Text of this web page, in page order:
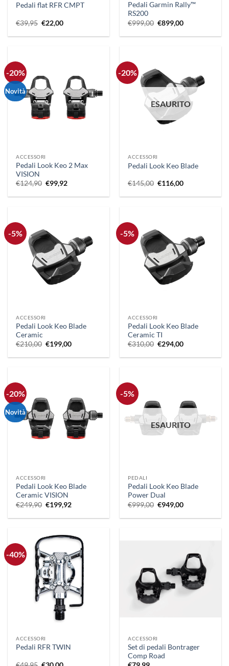
Pedali flat RFR CMPT
€39,95 Il
prezzo
originale
€22,00Il
attuale
Pedali Garmin Rally™
RS200
€999,00 Il
prezzo
originale
€899,00Il
attuale
-20%
Novità
ACCESSORI
Pedali Look Keo 2 Max
VISION
€124,90 Il
prezzo
originale
€99,92Il
attuale
-20%
ESAURITO
ACCESSORI
Pedali Look Keo Blade
€145,00 Il
prezzo
originale
€116,00Il
attuale
-5%
ACCESSORI
Pedali Look Keo Blade
Ceramic
€210,00 Il
prezzo
originale
€199,00Il
attuale
-5%
ACCESSORI
Pedali Look Keo Blade
Ceramic TI
€310,00 Il
prezzo
originale
€294,00Il
attuale
-20%
Novità
ACCESSORI
Pedali Look Keo Blade
Ceramic VISION
€249,90 Il
prezzo
originale
€199,92Il
attuale
-5%
ESAURITO
PEDALI
Pedali Look Keo Blade
Power Dual
€999,00 Il
prezzo
originale
€949,00Il
attuale
-40%
ACCESSORI
Pedali RFR TWIN
ACCESSORI
Set di pedali Bontrager
Comp Road